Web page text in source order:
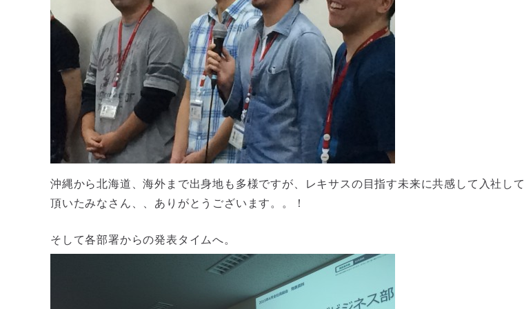
沖縄から北海道、海外まで出身地も多様ですが、レキサスの目指す未来に共感して入社して
頂いたみなさん、、ありがとうございます。。！
そして各部署からの発表タイムへ。